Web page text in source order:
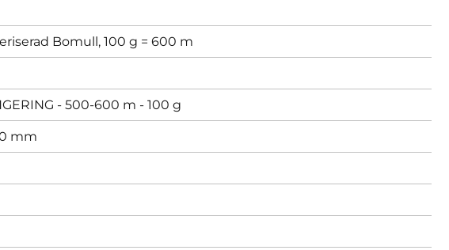
Bomull, 100 g = 600 m
- 500-600 m - 100 g
mm